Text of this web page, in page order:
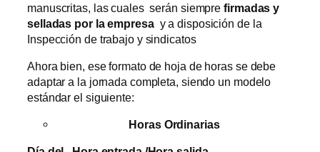
manuscritas, las cuales serán siemprefirmadas y
selladas por la empresa y a disposición de la
Inspección de trabajo y sindicatos
Ahora bien, ese formato de hoja de horas se debe
adaptar a la jornada completa, siendo un modelo
estándar el siguiente:
Horas Ordinarias